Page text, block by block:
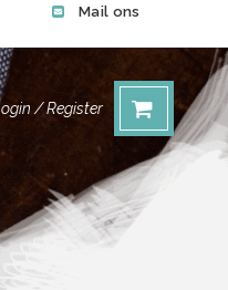
Mail ons
/ Register